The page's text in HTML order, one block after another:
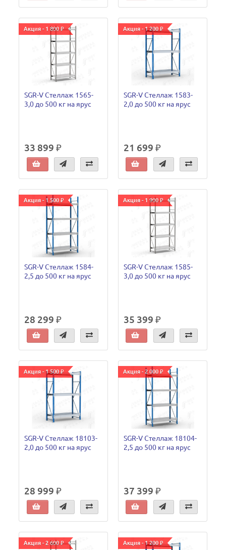
Акция - 1 800 ₽
SGR-V Стеллаж 1565-
3,0 до 500 кг на ярус
33 899 ₽
Акция - 1 200 ₽
SGR-V Стеллаж 1583-
2,0 до 500 кг на ярус
21 699 ₽
Акция - 1 500 ₽
SGR-V Стеллаж 1584-
2,5 до 500 кг на ярус
28 299 ₽
Акция - 1 900 ₽
SGR-V Стеллаж 1585-
3,0 до 500 кг на ярус
35 399 ₽
Акция - 1 500 ₽
SGR-V Стеллаж 18103-
2,0 до 500 кг на ярус
28 999 ₽
Акция - 2 000 ₽
SGR-V Стеллаж 18104-
2,5 до 500 кг на ярус
37 399 ₽
Акция - 2 600 ₽ Акция - 1 200 ₽